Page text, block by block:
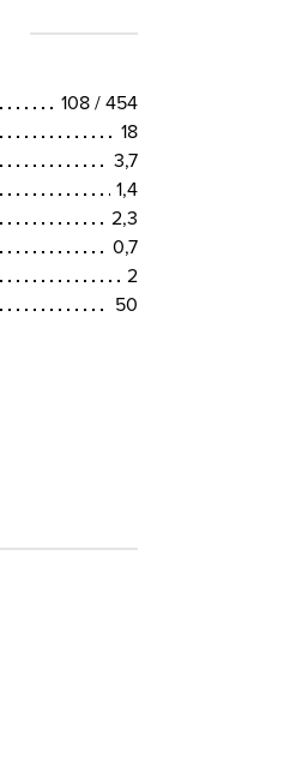
108 / 454
18
3,7
1,4
2,3
0,7
2
50